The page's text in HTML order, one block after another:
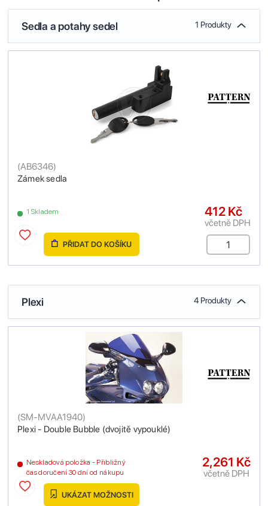
Sedla a potahy sedel 1 Produkty
Zámek sedla
(AB6346)
1 Skladem 412 Kč
včetně DPH
PŘIDAT DO KOŠÍKU
Plexi 4 Produkty
Plexi - Double Bubble (dvojitě vypouklé)
(SM-MVAA1940)
Neskladová položka - Přibližný
čas doručení 30 dní od nákupu
2,261 Kč
včetně DPH
UKÁZAT MOŽNOSTI